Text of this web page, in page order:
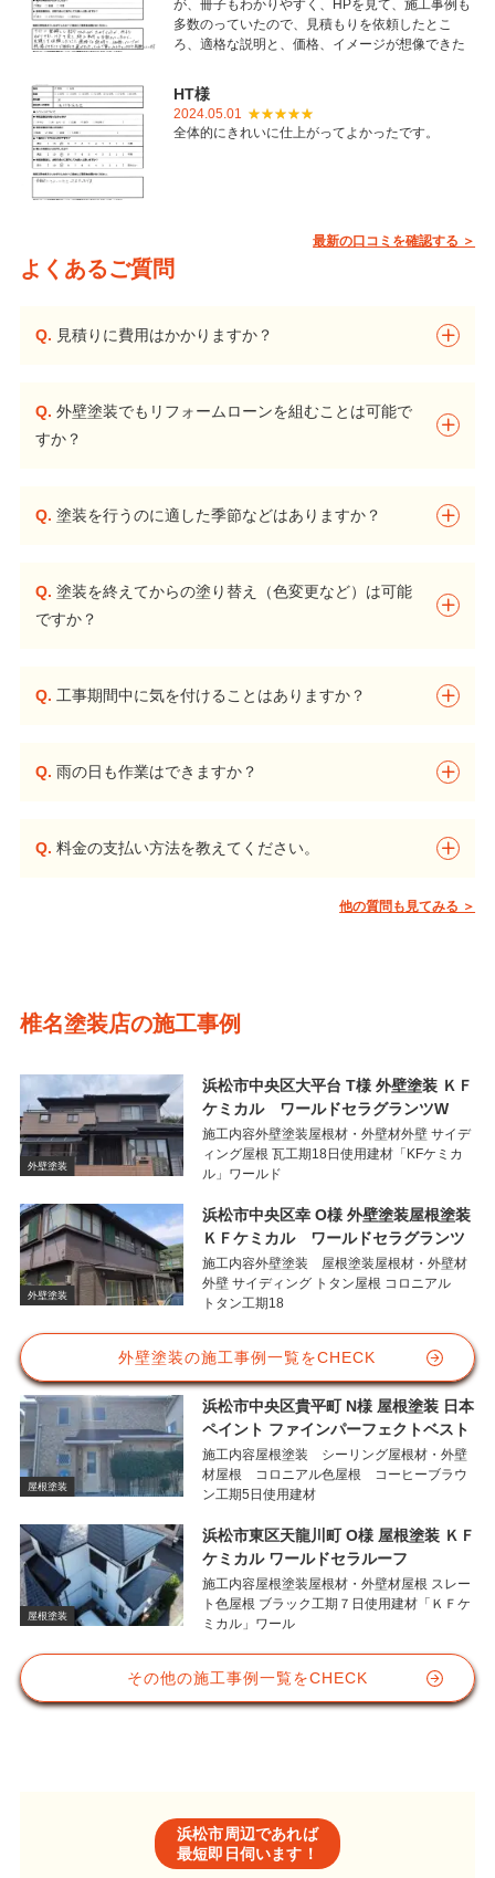
が、冊子もわかりやすく、HPを見て、施工事例も
多数のっていたので、見積もりを依頼したとこ
ろ、適格な説明と、価格、イメージが想像できた
いただき感謝しています。
HT様
2024.05.01
全体的にきれいに仕上がってよかったです。
最新の口コミを確認する ＞
よくあるご質問
Q. 見積りに費用はかかりますか？
Q. 外壁塗装でもリフォームローンを組むことは可能で
すか？
Q. 塗装を行うのに適した季節などはありますか？
Q. 塗装を終えてからの塗り替え（色変更など）は可能
ですか？
Q. 工事期間中に気を付けることはありますか？
Q. 雨の日も作業はできますか？
Q. 料金の支払い方法を教えてください。
他の質問も見てみる ＞
椎名塗装店の施工事例
外壁塗装
浜松市中央区大平台 T様 外壁塗装 ＫＦ
ケミカル ワールドセラグランツW
施工内容外壁塗装屋根材・外壁材外壁 サイデ
ィング屋根 瓦工期18日使用建材「KFケミカ
ル」ワールド
外壁塗装
浜松市中央区幸 O様 外壁塗装屋根塗装
ＫＦケミカル ワールドセラグランツ
施工内容外壁塗装 屋根塗装屋根材・外壁材
外壁 サイディング トタン屋根 コロニアル
トタン工期18
外壁塗装の施工事例一覧をCHECK
屋根塗装
浜松市中央区貴平町 N様 屋根塗装 日本
ペイント ファインパーフェクトベスト
施工内容屋根塗装 シーリング屋根材・外壁
材屋根 コロニアル色屋根 コーヒーブラウ
ン工期5日使用建材
屋根塗装
浜松市東区天龍川町 O様 屋根塗装 ＫＦ
ケミカル ワールドセラルーフ
施工内容屋根塗装屋根材・外壁材屋根 スレー
ト色屋根 ブラック工期７日使用建材「ＫＦケ
ミカル」ワール
その他の施工事例一覧をCHECK
浜松市周辺であれば
最短即日伺います！